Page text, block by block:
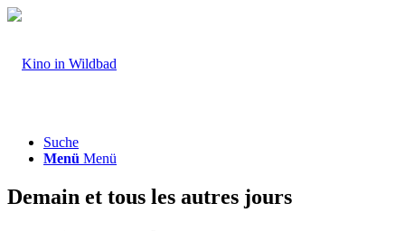
Suche
Menü Menü
Demain et tous les autres jours